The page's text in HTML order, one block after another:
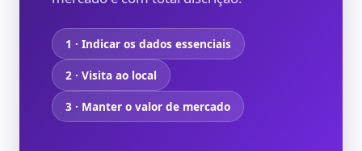
1 · Indicar os dados essenciais
2 · Visita ao local
3 · Manter o valor de mercado